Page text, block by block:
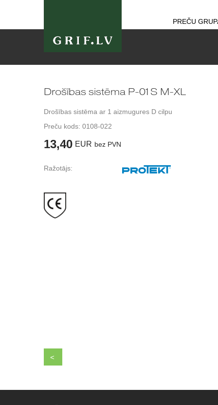
PREČU
Drošības sistēma P-01S M-XL
Drošības sistēma ar 1 aizmugures D cilpu
Preču kods: 0108-022
13,40 EUR bez PVN
Ražotājs:
<